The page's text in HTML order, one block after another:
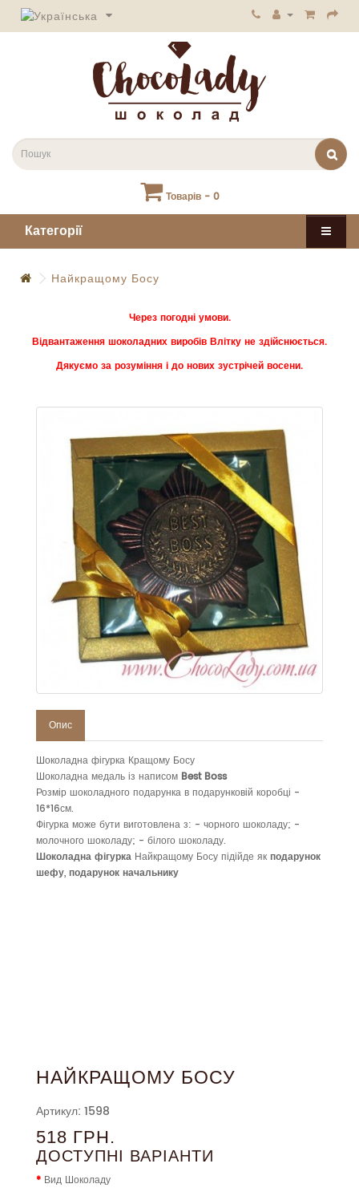
Товарів - 0
Категорії
Найкращому Босу
Через погодні умови.
Відвантаження шоколадних виробів Влітку не здійснюється.
Дякуємо за розуміння і до нових зустрічей восени.
Опис
Шоколадна фігурка Кращому Босу
Шоколадна медаль із написом Best Boss
Розмір шоколадного подарунка в подарунковій коробці -
16*16см.
Фігурка може бути виготовлена з: - чорного шоколаду; -
молочного шоколаду; - білого шоколаду.
Шоколадна фігурка Найкращому Босу підійде як подарунок
шефу, подарунок начальнику
НАЙКРАЩОМУ БОСУ
Артикул: 1598
518 ГРН.
ДОСТУПНІ ВАРІАНТИ
Вид Шоколаду